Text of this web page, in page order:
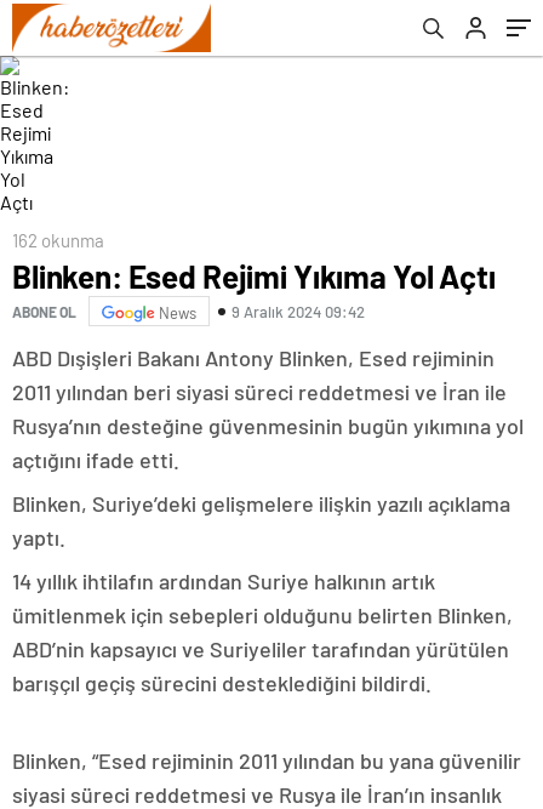
162 okunma
Blinken: Esed Rejimi Yıkıma Yol Açtı
ABONE OL News 9 Aralık 2024 09:42
ABD Dışişleri Bakanı Antony Blinken, Esed rejiminin
2011 yılından beri siyasi süreci reddetmesi ve İran ile
Rusya’nın desteğine güvenmesinin bugün yıkımına yol
açtığını ifade etti.
Blinken, Suriye’deki gelişmelere ilişkin yazılı açıklama
yaptı.
14 yıllık ihtilafın ardından Suriye halkının artık
ümitlenmek için sebepleri olduğunu belirten Blinken,
ABD’nin kapsayıcı ve Suriyeliler tarafından yürütülen
barışçıl geçiş sürecini desteklediğini bildirdi.
Blinken, “Esed rejiminin 2011 yılından bu yana güvenilir
siyasi süreci reddetmesi ve Rusya ile İran’ın insanlık